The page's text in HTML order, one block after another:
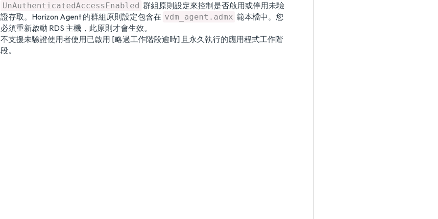
UnAuthenticatedAccessEnabled 群組原則設定來控制是否啟用或停用未驗
證存取。Horizon Agent 的群組原則設定包含在 vdm_agent.admx 範本檔中。您
必須重新啟動 RDS 主機，此原則才會生效。
不支援未驗證使用者使用已啟用 [略過工作階段逾時] 且永久執行的應用程式工作階
段。